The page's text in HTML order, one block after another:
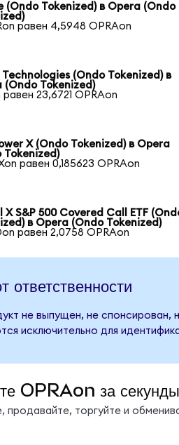
(Ondo Tokenized) в Opera (Ondo
равен 4,5948 OPRAon
Technologies (Ondo Tokenized) в
(Ondo Tokenized)
равен 23,6721 OPRAon
X (Ondo Tokenized) в Opera
Tokenized)
равен 0,185623 OPRAon
X S&P 500 Covered Call ETF
в Opera (Ondo Tokenized)
равен 2,0758 OPRAon
ответственности
не выпущен, не спонсирован,
исключительно для
OPRAon за секунды
продавайте, торгуйте и